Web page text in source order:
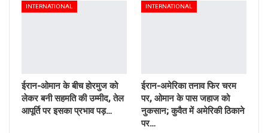
INTERNATIONAL
ईरान-ओमान के बीच होरमुज को
लेकर बनी सहमति की उम्मीद, तेल
आपूर्ति पर इसका प्रभाव पड़…
INTERNATIONAL
ईरान-अमेरिका तनाव फिर चरम
पर, ओमान के पास जहाज को
नुकसान; कुवैत में अमेरिकी ठिकाने
पर…